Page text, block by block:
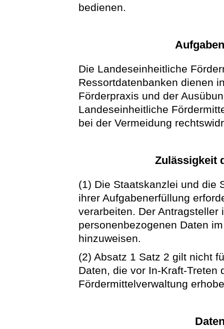
bedienen.
Die Landeseinheitliche
Ressortdatenbanken dienen
Förderpraxis und der
Landeseinheitliche
bei der Vermeidung
Zulässigkeit
(1) Die Staatskanzlei und die
ihrer Aufgabenerfüllung
verarbeiten. Der
personenbezogenen Daten
hinzuweisen.
(2) Absatz 1 Satz 2 gilt nicht
Daten, die vor In-Kraft-Treten
Fördermittelverwaltung